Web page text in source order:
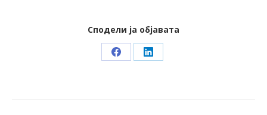
Сподели ја објавата
Share Share